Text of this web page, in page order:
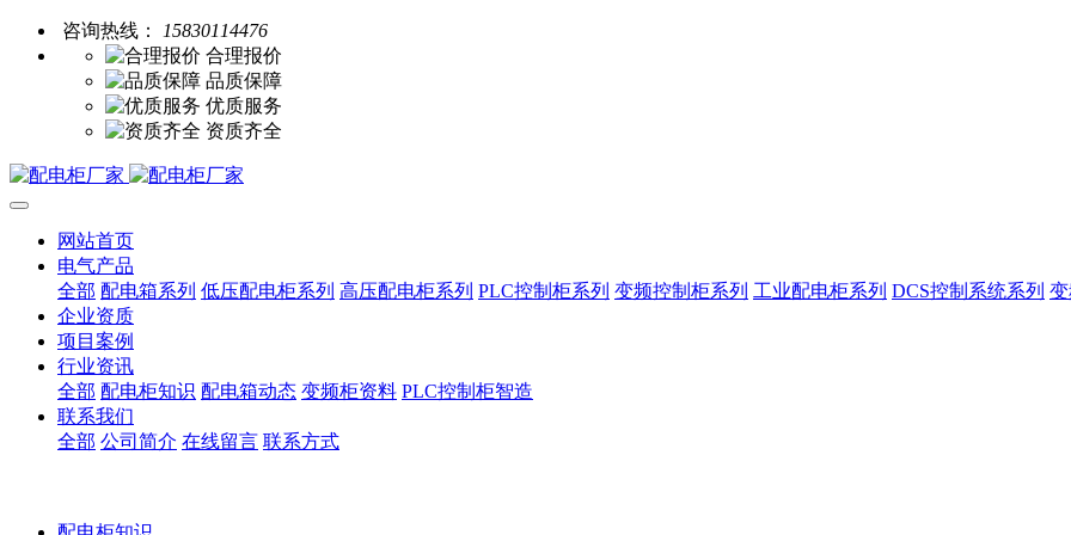
咨询热线：
15830114476
合理报价
品质保障
优质服务
资质齐全
网站首页
电气产品
全部 配电箱系列 低压配电柜系列 高压配电柜系列 PLC控制柜系列 变频控制柜系列 工业配电柜系列 DCS控制系统系列
企业资质
项目案例
行业资讯
全部 配电柜知识 配电箱动态 变频柜资料 PLC控制柜智造
联系我们
全部 公司简介 在线留言 联系方式